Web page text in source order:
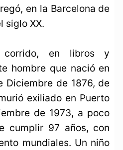
en la Barcelona de
siglo XX.
en libros y
hombre que nació en
Diciembre de 1876, de
exiliado en Puerto
de 1973, a poco
cumplir 97 años, con
mundiales. Un niño